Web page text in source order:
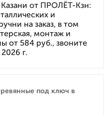
от ПРОЛЁТ-Кзн:
и
на заказ, в том
монтаж и
от 584 руб., звоните
г.
под ключ в